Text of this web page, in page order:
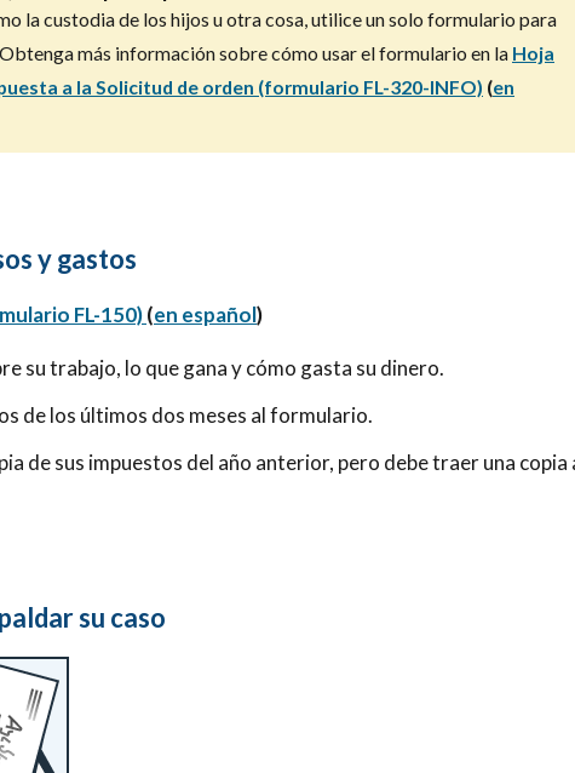
la custodia de los hijos u otra cosa, utilice un solo formulario para
más información sobre cómo usar el formulario en la Hoja
a la Solicitud de orden (formulario FL-320-INFO) (en
y gastos
FL-150)(en español)
su trabajo, lo que gana y cómo gasta su dinero.
de los últimos dos meses al formulario.
de sus impuestos del año anterior, pero debe traer una copia
su caso